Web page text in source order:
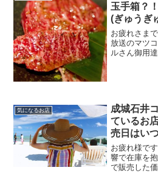
玉手箱？
(ぎゅうぎ
価格、駐
れなかっ
め！西麻
お疲れさま
放送のマツ
ルさん御用
気になるお店
成城石井
ているお
売日はい
れない店】
お疲れ様で
響で在庫を
で販売した